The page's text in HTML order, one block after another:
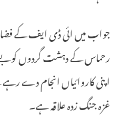
جواب میں ائی ڈی ایف کے
رحماس کے دہشت گردوں کوبے
اپنی کاروائیاں انجام دے
غزہ جنگ زدہ علاقہ ہے۔